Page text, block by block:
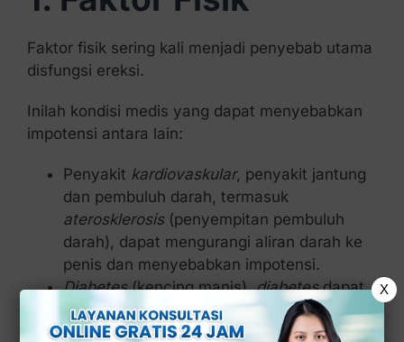
Faktor fisik sering kali menjadi penyebab utama
disfungsi ereksi.
Inilah kondisi medis yang dapat menyebabkan
impotensi antara lain:
Penyakit kardiovaskular, penyakit jantung
dan pembuluh darah, termasuk
aterosklerosis(penyempitan pembuluh
darah), dapat mengurangi aliran darah ke
penis dan menyebabkan impotensi.
Diabetes(kencing manis),diabetesdapat
merusak saraf dan pembuluh darah yang
penting untuk ereksi.
X